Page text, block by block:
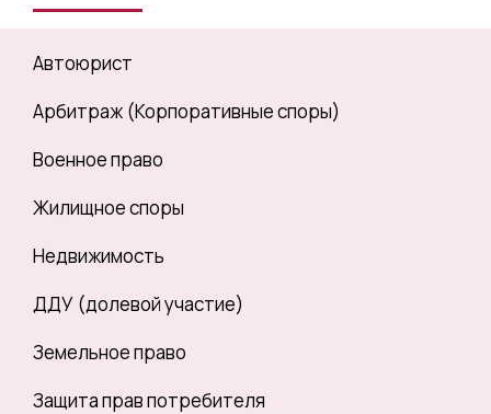
Автоюрист
Арбитраж (Корпоративные споры)
Военное право
Жилищное споры
Недвижимость
ДДУ (долевой участие)
Земельное право
Защита прав потребителя